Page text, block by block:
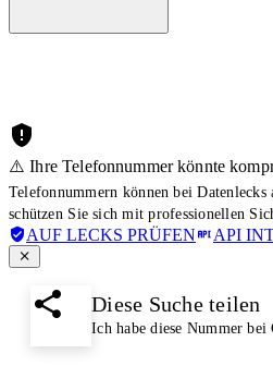
⚠️ Ihre Telefonnummer könnte
Telefonnummern können bei
schützen Sie sich mit professionellen
AUF LECKS PRÜFEN API
Diese Suche teilen
Ich habe diese Nummer